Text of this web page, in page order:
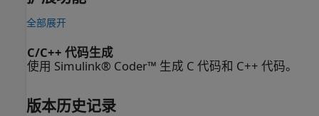
全部展开
C/C++ 代码生成
使用 Simulink® Coder™ 生成 C 代码和 C++ 代码。
版本历史记录